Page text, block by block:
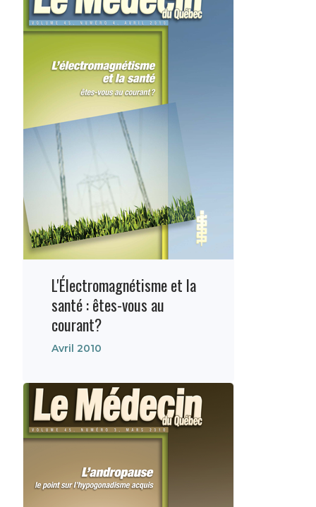
L'Électromagnétisme et la
santé : êtes-vous au
courant?
Avril 2010